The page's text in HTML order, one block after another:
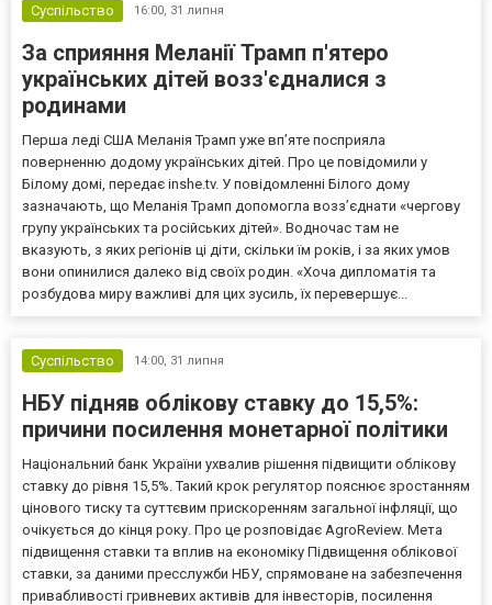
Суспільство 16:00, 31 липня
За сприяння Меланії Трамп п'ятеро
українських дітей возз'єдналися з
родинами
Перша леді США Меланія Трамп уже впʼяте посприяла
поверненню додому українських дітей. Про це повідомили у
Білому домі, передає inshe.tv. У повідомленні Білого дому
зазначають, що Меланія Трамп допомогла возз’єднати «чергову
групу українських та російських дітей». Водночас там не
вказують, з яких регіонів ці діти, скільки їм років, і за яких умов
вони опинилися далеко від своїх родин. «Хоча дипломатія та
розбудова миру важливі для цих зусиль, їх перевершує...
Суспільство 14:00, 31 липня
НБУ підняв облікову ставку до 15,5%:
причини посилення монетарної політики
Національний банк України ухвалив рішення підвищити облікову
ставку до рівня 15,5%. Такий крок регулятор пояснює зростанням
цінового тиску та суттєвим прискоренням загальної інфляції, що
очікується до кінця року. Про це розповідає AgroReview. Мета
підвищення ставки та вплив на економіку Підвищення облікової
ставки, за даними пресслужби НБУ, спрямоване на забезпечення
привабливості гривневих активів для інвесторів, посилення